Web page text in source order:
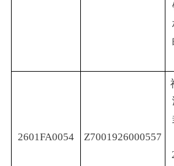
2601FA0054 Z7001926000557